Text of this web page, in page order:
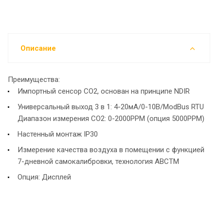
Описание
Преимущества:
Импортный сенсор СО2, основан на принципе NDIR
Универсальный выход 3 в 1: 4-20мА/0-10В/ModBus RTU
Диапазон измерения СО2: 0-2000PPM (опция 5000PPM)
Настенный монтаж IP30
Измерение качества воздуха в помещении с функцией
7-дневной самокалибровки, технология ABCTM
Опция: Дисплей